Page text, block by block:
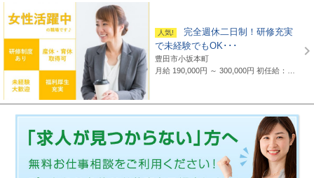
完全週休二日制！研修充実
で未経験でもOK･･･
豊田市小坂本町
月給 190,000円 ～ 300,000円初任給：16万～25万円+諸手当(地域・能力により異なる) 例：20万～25万円（東京都勤務） 平均給与：423,000円(平成29年度実績) ※給与は年間平均の税込定例給与であり、賞与は含んでおりません。